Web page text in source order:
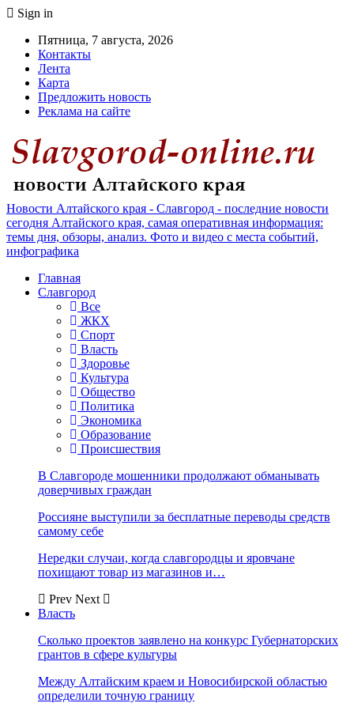
Sign in
Пятница, 7 августа, 2026
Контакты
Лента
Карта
Предложить новость
Реклама на сайте
Новости Алтайского края - Славгород - последние новости
сегодня Алтайского края, самая оперативная информация:
темы дня, обзоры, анализ. Фото и видео с места событий,
инфографика
Главная
Славгород
Все
ЖКХ
Спорт
Власть
Здоровье
Культура
Общество
Политика
Экономика
Образование
Происшествия
В Славгороде мошенники продолжают обманывать
доверчивых граждан
Россияне выступили за бесплатные переводы средств
самому себе
Нередки случаи, когда славгородцы и яровчане
похищают товар из магазинов и…
Prev Next
Власть
Сколько проектов заявлено на конкурс Губернаторских
грантов в сфере культуры
Между Алтайским краем и Новосибирской областью
определили точную границу